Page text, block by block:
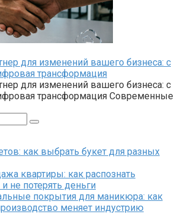
для изменений вашего бизнеса: с
трансформация
для изменений вашего бизнеса: с
трансформация Современные
как выбрать букет для разных
квартиры: как распознать
не потерять деньги
покрытия для маникюра: как
меняет индустрию